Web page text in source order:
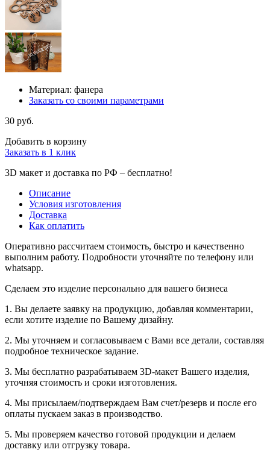
Материал: фанера
Заказать со своими параметрами
30 руб.
Добавить в корзину
Заказать в 1 клик
3D макет и доставка по РФ – бесплатно!
Описание
Условия изготовления
Доставка
Как оплатить
Оперативно рассчитаем стоимость, быстро и качественно
выполним работу. Подробности уточняйте по телефону или
whatsapp.
Сделаем это изделие персонально для вашего бизнеса
1. Вы делаете заявку на продукцию, добавляя комментарии,
если хотите изделие по Вашему дизайну.
2. Мы уточняем и согласовываем с Вами все детали, составляя
подробное техническое задание.
3. Мы бесплатно разрабатываем 3D-макет Вашего изделия,
уточняя стоимость и сроки изготовления.
4. Мы присылаем/подтверждаем Вам счет/резерв и после его
оплаты пускаем заказ в производство.
5. Мы проверяем качество готовой продукции и делаем
доставку или отгрузку товара.